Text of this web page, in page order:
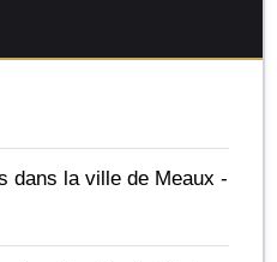
dans la ville de Meaux -